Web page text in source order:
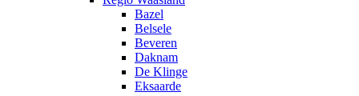
Bazel
Belsele
Beveren
Daknam
De Klinge
Eksaarde